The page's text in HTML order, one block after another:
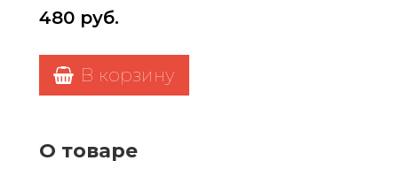
480 руб.
В корзину
О товаре